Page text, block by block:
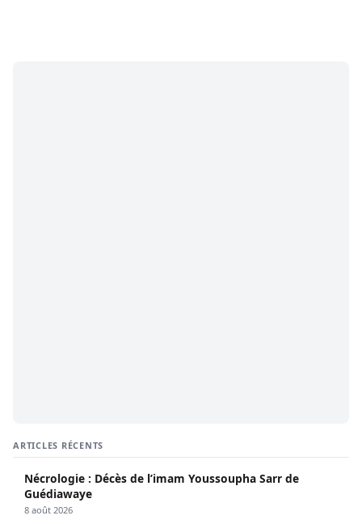
ARTICLES RÉCENTS
Nécrologie : Décès de l’imam Youssoupha Sarr de
Guédiawaye
8 août 2026